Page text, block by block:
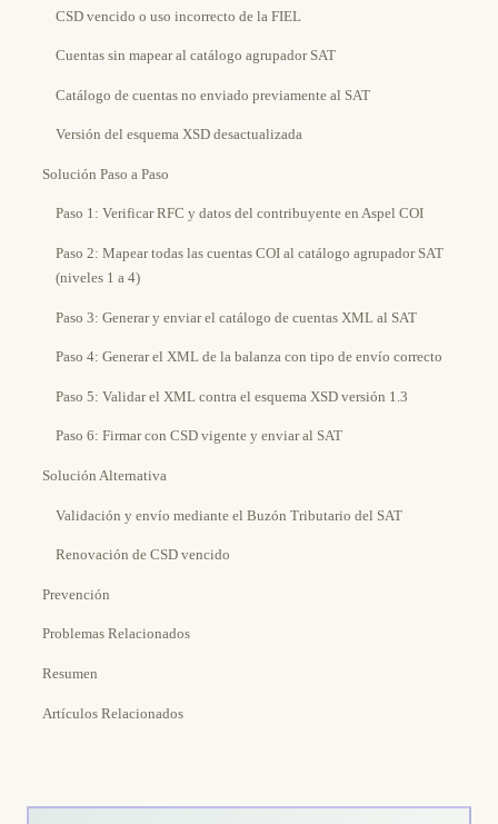
CSD vencido o uso incorrecto de la FIEL
Cuentas sin mapear al catálogo agrupador SAT
Catálogo de cuentas no enviado previamente al SAT
Versión del esquema XSD desactualizada
Solución Paso a Paso
Paso 1: Verificar RFC y datos del contribuyente en Aspel COI
Paso 2: Mapear todas las cuentas COI al catálogo agrupador SAT
(niveles 1 a 4)
Paso 3: Generar y enviar el catálogo de cuentas XML al SAT
Paso 4: Generar el XML de la balanza con tipo de envío correcto
Paso 5: Validar el XML contra el esquema XSD versión 1.3
Paso 6: Firmar con CSD vigente y enviar al SAT
Solución Alternativa
Validación y envío mediante el Buzón Tributario del SAT
Renovación de CSD vencido
Prevención
Problemas Relacionados
Resumen
Artículos Relacionados